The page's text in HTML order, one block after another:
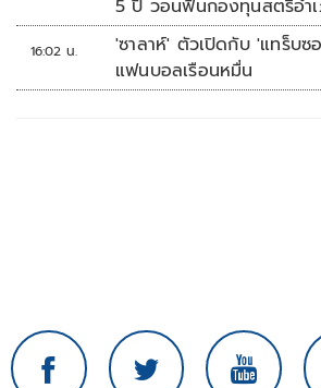
5 ปี วอนฟื้นกองทุนสตรีอำเ
16:02 น.
'ซาลาห์' ตัวเปิดกับ 'แทร็บ
แฟนบอลเรือนหมื่น